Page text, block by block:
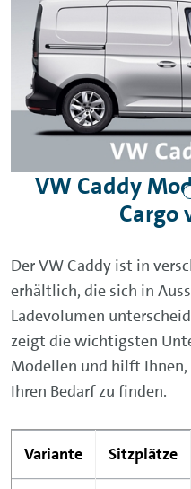
VW Caddy
Cargo
Der VW Caddy ist in
erhältlich, die sich in
Ladevolumen
zeigt die wichtigsten
Modellen und hilft Ihnen,
Ihren Bedarf zu finden.
Variante Sitzplätze